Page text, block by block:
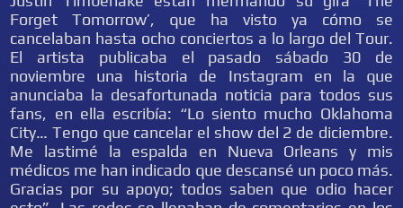
Forget Tomorrow’, que ha visto ya cómo se
cancelaban hasta ocho conciertos a lo largo del Tour.
El artista publicaba el pasado sábado 30 de
noviembre una historia de Instagram en la que
anunciaba la desafortunada noticia para todos sus
fans, en ella escribía: “Lo siento mucho Oklahoma
City… Tengo que cancelar el show del 2 de diciembre.
Me lastimé la espalda en Nueva Orleans y mis
médicos me han indicado que descansé un poco más.
Gracias por su apoyo; todos saben que odio hacer